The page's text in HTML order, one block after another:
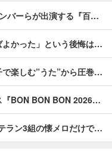
バーらが出演する『百…
かった」という後悔は…
楽しむ”うた”から圧巻…
『BON BON BON 2026…
ラン3組の懐メロだけで…